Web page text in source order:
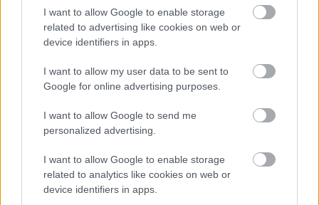
I want to allow Google to enable storage
related to advertising like cookies on web or
device identifiers in apps.
I want to allow my user data to be sent to
Google for online advertising purposes.
I want to allow Google to send me
personalized advertising.
I want to allow Google to enable storage
related to analytics like cookies on web or
device identifiers in apps.
FAKTA: Verdenscup Gällivare
Hvem:Uttatte eliteløpere.Dette er Norges tropp
Gällivare, Sverige
2. til 3. desember, 2023
Program
Lørdag 2. desember